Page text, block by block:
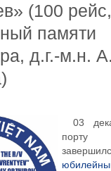
(100 рейс,
памяти
д.г.-м.н.
03
порту